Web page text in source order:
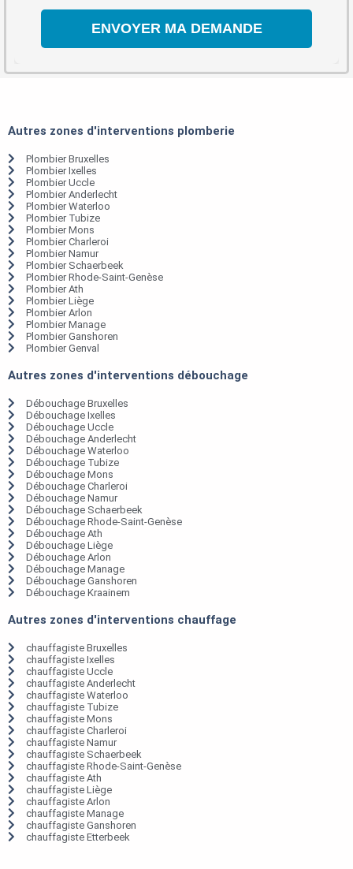
Autres zones d'interventions plomberie
Plombier Bruxelles
Plombier Ixelles
Plombier Uccle
Plombier Anderlecht
Plombier Waterloo
Plombier Tubize
Plombier Mons
Plombier Charleroi
Plombier Namur
Plombier Schaerbeek
Plombier Rhode-Saint-Genèse
Plombier Ath
Plombier Liège
Plombier Arlon
Plombier Manage
Plombier Ganshoren
Plombier Genval
Autres zones d'interventions débouchage
Débouchage Bruxelles
Débouchage Ixelles
Débouchage Uccle
Débouchage Anderlecht
Débouchage Waterloo
Débouchage Tubize
Débouchage Mons
Débouchage Charleroi
Débouchage Namur
Débouchage Schaerbeek
Débouchage Rhode-Saint-Genèse
Débouchage Ath
Débouchage Liège
Débouchage Arlon
Débouchage Manage
Débouchage Ganshoren
Débouchage Kraainem
Autres zones d'interventions chauffage
chauffagiste Bruxelles
chauffagiste Ixelles
chauffagiste Uccle
chauffagiste Anderlecht
chauffagiste Waterloo
chauffagiste Tubize
chauffagiste Mons
chauffagiste Charleroi
chauffagiste Namur
chauffagiste Schaerbeek
chauffagiste Rhode-Saint-Genèse
chauffagiste Ath
chauffagiste Liège
chauffagiste Arlon
chauffagiste Manage
chauffagiste Ganshoren
chauffagiste Etterbeek